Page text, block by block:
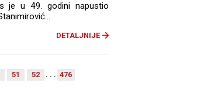
je u 49. godini napustio
DETALJNIJE
51 52 . . . 476